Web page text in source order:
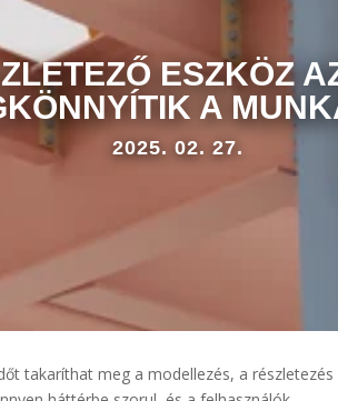
ESZKÖZ
A
2025. 02. 27.
takaríthat meg a modellezés, a részletezés